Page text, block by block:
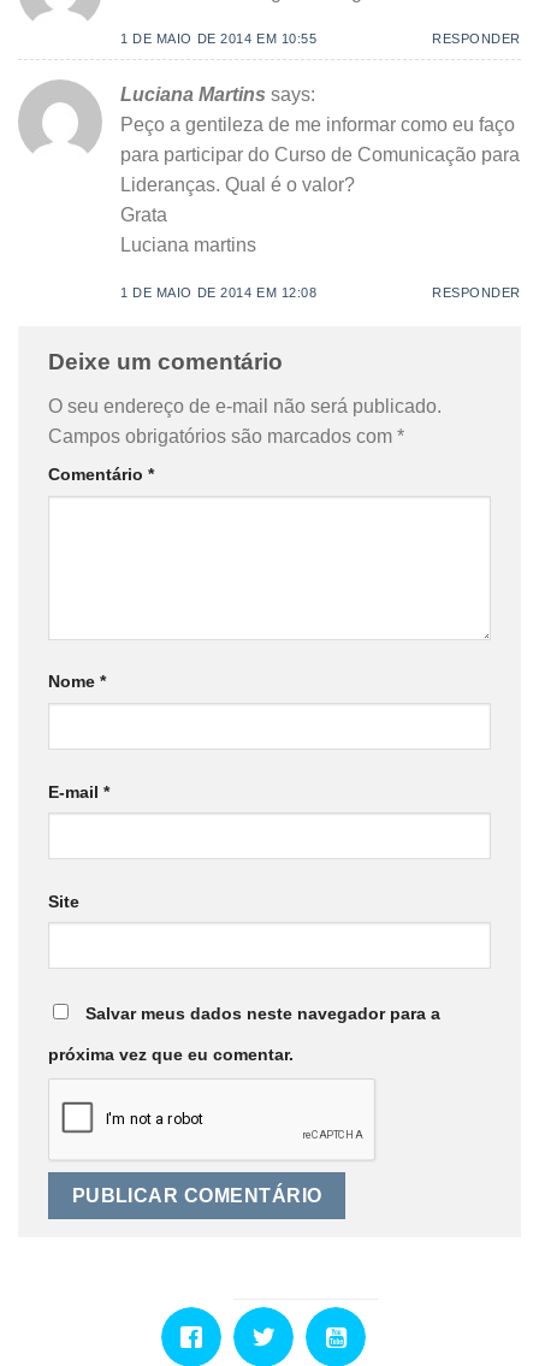
1 DE MAIO DE 2014 EM 10:55 RESPONDER
Luciana Martins says:
Peço a gentileza de me informar como eu faço
para participar do Curso de Comunicação para
Lideranças. Qual é o valor?
Grata
Luciana martins
1 DE MAIO DE 2014 EM 12:08 RESPONDER
Deixe um comentário
O seu endereço de e-mail não será publicado.
Campos obrigatórios são marcados com *
Comentário *
Nome *
E-mail *
Site
Salvar meus dados neste navegador para a
próxima vez que eu comentar.